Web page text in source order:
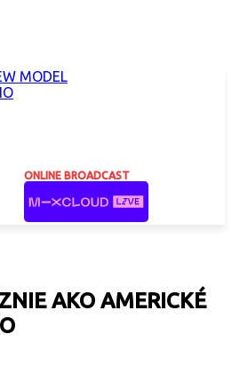
ONLINE BROADCAST
AKO AMERICKÉ